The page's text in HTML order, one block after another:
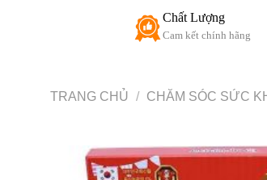
Chất Lượng
Cam kết chính hãng
TRANG CHỦ / CHĂM SÓC SỨC